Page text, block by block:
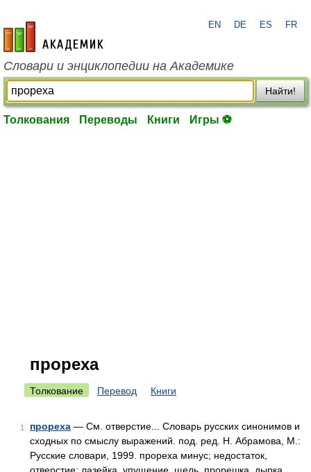
academic.ru
EN DE ES FR
Словари и энциклопедии на Академике
Найти!
Толкования Переводы Книги Игры ⚽
прореха
Толкование Перевод Книги
1 прореха — См. отверстие... Словарь русских синонимов и
сходных по смыслу выражений. под. ред. Н. Абрамова, М.:
Русские словари, 1999. прореха минус; недостаток,